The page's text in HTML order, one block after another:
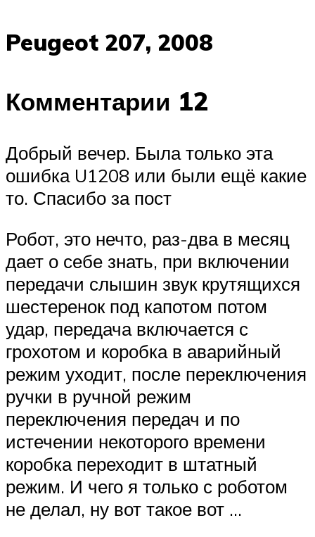
Peugeot 207, 2008
Комментарии 12
Добрый вечер. Была только эта
ошибка U1208 или были ещё какие
то. Спасибо за пост
Робот, это нечто, раз-два в месяц
дает о себе знать, при включении
передачи слышин звук крутящихся
шестеренок под капотом потом
удар, передача включается с
грохотом и коробка в аварийный
режим уходит, после переключения
ручки в ручной режим
переключения передач и по
истечении некоторого времени
коробка переходит в штатный
режим. И чего я только с роботом
не делал, ну вот такое вот …